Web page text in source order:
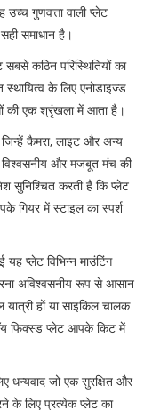
गुणवत्ता वाली प्लेट
समाधान है।
सबसे कठिन परिस्थितियों का
के लिए एनोडाइज्ड
की एक श्रृंखला में आता है।
जिन्हें कैमरा, लाइट और अन्य
और मजबूत मंच की
सुनिश्चित करती है कि प्लेट
गियर में स्टाइल का स्पर्श
प्लेट विभिन्न माउंटिंग
अविश्वसनीय रूप से आसान
यात्री हों या साइकिल चालक
फिक्स्ड प्लेट आपके किट में
धन्यवाद जो एक सुरक्षित और
के लिए प्रत्येक प्लेट का